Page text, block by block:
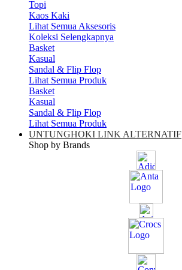
Topi
Kaos Kaki
Lihat Semua Aksesoris
Koleksi Selengkapnya
Basket
Kasual
Sandal & Flip Flop
Lihat Semua Produk
Basket
Kasual
Sandal & Flip Flop
Lihat Semua Produk
UNTUNGHOKI LINK ALTERNATIF
Shop by Brands